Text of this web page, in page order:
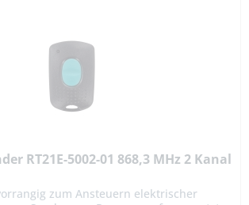
RT21E-5002-01 868,3 MHz 2 Kanal
zum Ansteuern elektrischer